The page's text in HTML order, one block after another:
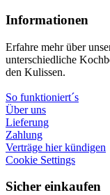
Informationen
Erfahre mehr über
unterschiedliche
den Kulissen.
So funktioniert´s
Über uns
Lieferung
Zahlung
Verträge hier kündigen
Cookie Settings
Sicher einkaufen